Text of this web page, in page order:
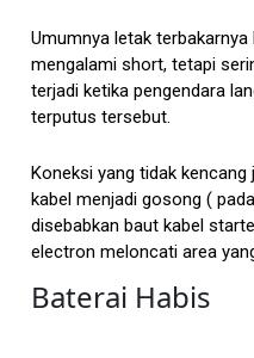
Umumnya letak terbakarnya
mengalami short, tetapi
terjadi ketika pengendara
terputus tersebut.
Koneksi yang tidak
kabel menjadi gosong (
disebabkan baut kabel
electron meloncati area
Baterai Habis